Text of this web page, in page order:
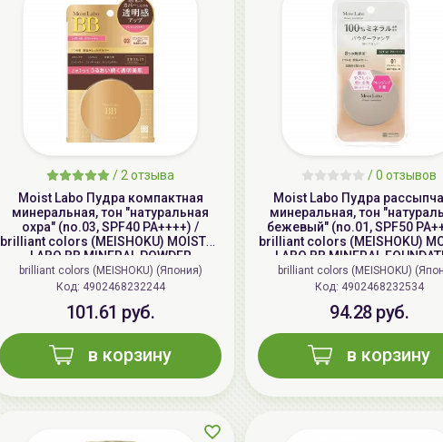
/ 2 отзыва
Moist Labo Пудра компактная
минеральная, тон "натуральная
охра" (no.03, SPF40 PA++++) /
brilliant colors (MEISHOKU) MOISTO-
LABO BB MINERAL POWDER
brilliant colors (MEISHOKU) (Япония)
Код: 4902468232244
101.61 руб.
в корзину
/0 отзывов
Moist Labo Пудра
минеральная, тон
бежевый" (no.01, SPF50
brilliant colors (MEISHOKU)
LABO BB MINERAL
brilliant colors (MEISHOKU)
Код: 4902468232534
94.28 руб.
в корзину